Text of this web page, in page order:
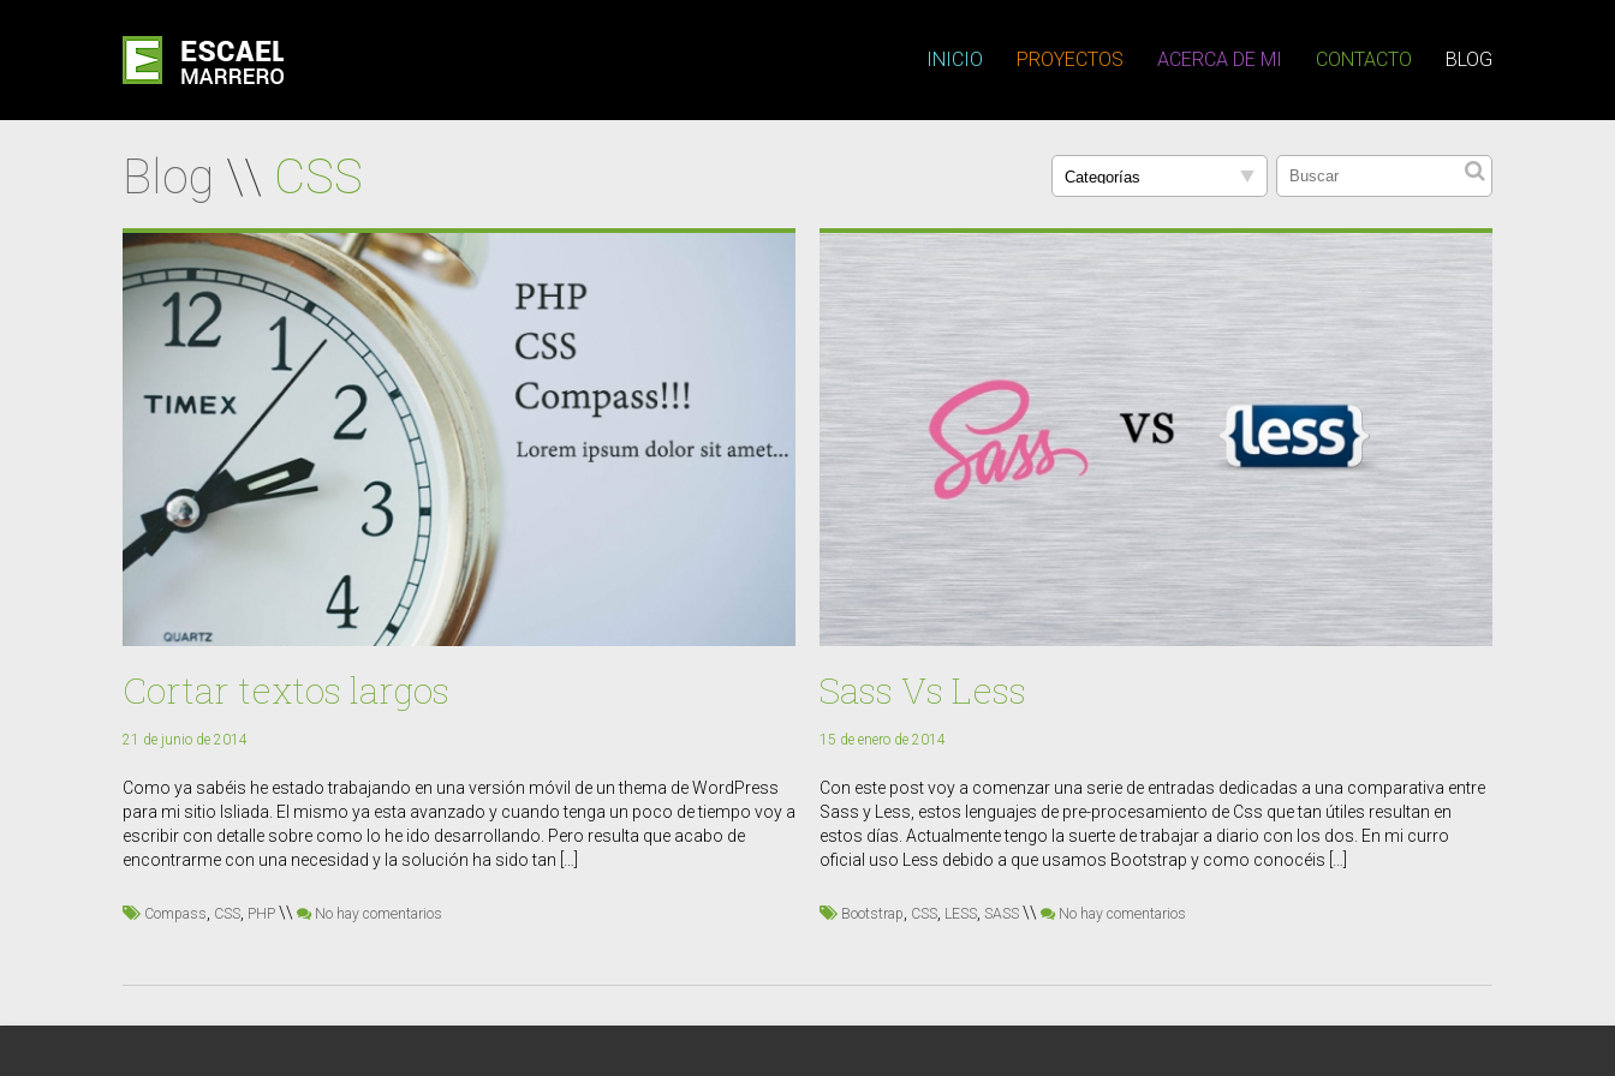
INICIO PROYECTOS ACERCA DE MI CONTACTO BLOG
Blog \\ CSS
Cortar textos largos
21 de junio de 2014
Como ya sabéis he estado trabajando en una versión móvil de un thema de WordPress
para mi sitio Isliada. El mismo ya esta avanzado y cuando tenga un poco de tiempo voy a
escribir con detalle sobre como lo he ido desarrollando. Pero resulta que acabo de
encontrarme con una necesidad y la solución ha sido tan […]
Compass, CSS, PHP \\ No hay comentarios
Sass Vs Less
15 de enero de 2014
Con este post voy a comenzar una serie de entradas dedicadas a una comparativa entre
Sass y Less, estos lenguajes de pre-procesamiento de Css que tan útiles resultan en
estos días. Actualmente tengo la suerte de trabajar a diario con los dos. En mi curro
oficial uso Less debido a que usamos Bootstrap y como conocéis […]
Bootstrap, CSS, LESS, SASS\\ No hay comentarios